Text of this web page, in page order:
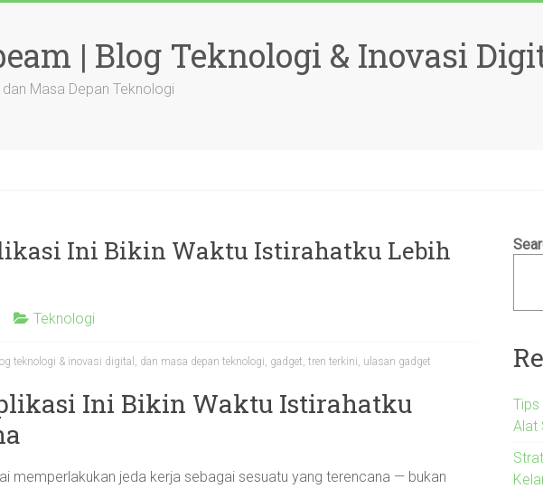
| Blog Teknologi & Inovasi
Masa Depan Teknologi
Ini Bikin Waktu Istirahatku Lebih
Teknologi
teknologi & inovasi digital , dan masa depan teknologi, gadget, tren terkini, ulasan gadget
Ini Bikin Waktu Istirahatku
memperlakukan jeda kerja sebagai sesuatu yang terencana — bukan
Tips
Alat